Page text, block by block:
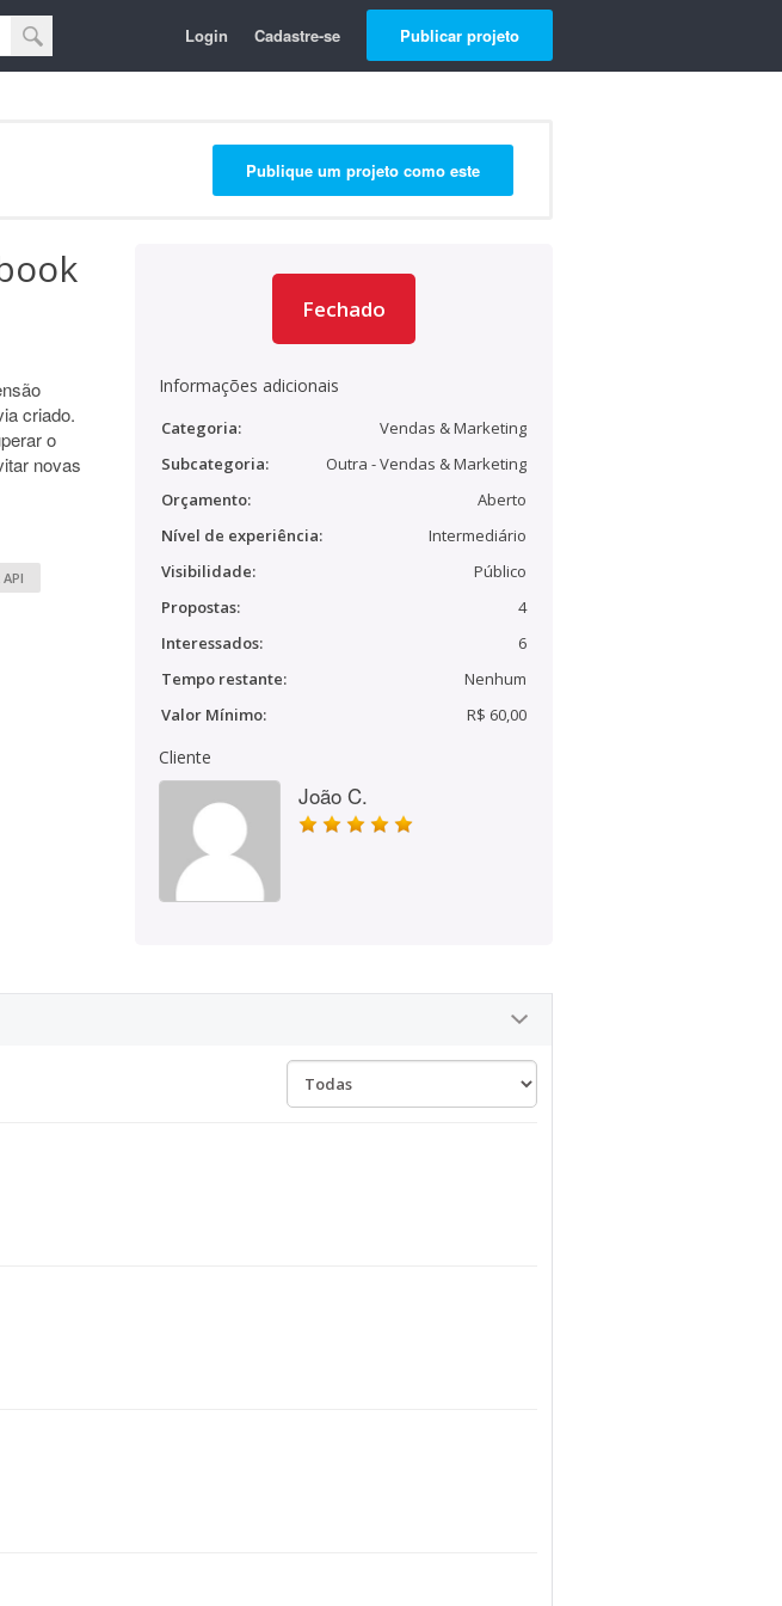
Login Cadastre-se Publicar projeto
Publique um projeto como este
criado.
o
novas
Fechado
Informações adicionais
Categoria:
Vendas & Marketing
Subcategoria:
Outra - Vendas & Marketing
Orçamento:
Aberto
Nível de experiência:
Intermediário
Visibilidade:
Público
Propostas:
4
Interessados:
6
Tempo restante:
Nenhum
Valor Mínimo:
R$ 60,00
Cliente
João C.